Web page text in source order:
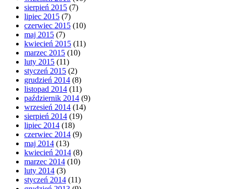
sierpień 2015 (7)
lipiec 2015 (7)
czerwiec 2015 (10)
maj 2015 (7)
kwiecień 2015 (11)
marzec 2015 (10)
luty 2015 (11)
styczeń 2015 (2)
grudzień 2014 (8)
listopad 2014 (11)
październik 2014 (9)
wrzesień 2014 (14)
sierpień 2014 (19)
lipiec 2014 (18)
czerwiec 2014 (9)
maj 2014 (13)
kwiecień 2014 (8)
marzec 2014 (10)
luty 2014 (3)
styczeń 2014 (11)